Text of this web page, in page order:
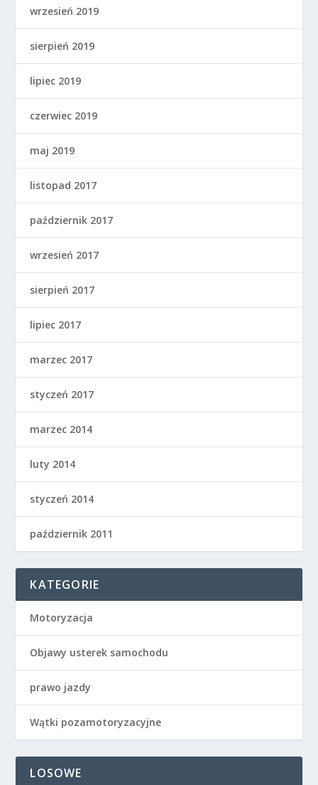
wrzesień 2019
sierpień 2019
lipiec 2019
czerwiec 2019
maj 2019
listopad 2017
październik 2017
wrzesień 2017
sierpień 2017
lipiec 2017
marzec 2017
styczeń 2017
marzec 2014
luty 2014
styczeń 2014
październik 2011
KATEGORIE
Motoryzacja
Objawy usterek samochodu
prawo jazdy
Wątki pozamotoryzacyjne
LOSOWE